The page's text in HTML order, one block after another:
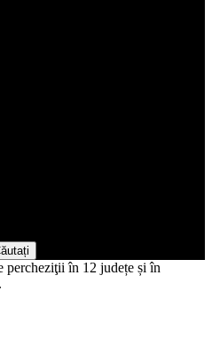
percheziţii în 12 județe și în